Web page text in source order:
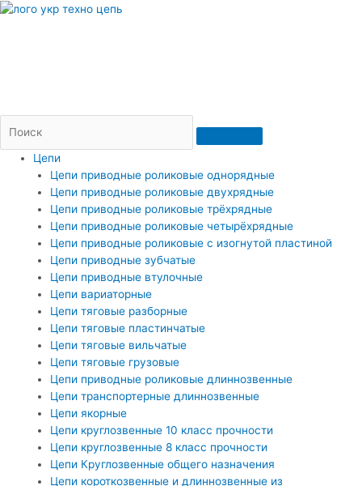
Перейти
Цепи
Цепи приводные роликовые однорядные
Цепи приводные роликовые двухрядные
Цепи приводные роликовые трёхрядные
Цепи приводные роликовые четырёхрядные
Цепи приводные роликовые с изогнутой пластиной
Цепи приводные зубчатые
Цепи приводные втулочные
Цепи вариаторные
Цепи тяговые разборные
Цепи тяговые пластинчатые
Цепи тяговые вильчатые
Цепи тяговые грузовые
Цепи приводные роликовые длиннозвенные
Цепи транспортерные длиннозвенные
Цепи якорные
Цепи круглозвенные 10 класс прочности
Цепи круглозвенные 8 класс прочности
Цепи Круглозвенные общего назначения
Цепи короткозвенные и длиннозвенные из